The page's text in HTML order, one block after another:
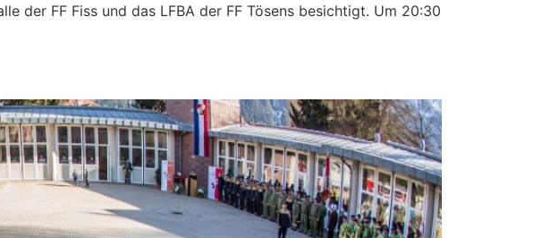
der FF Fiss und das LFBA der FF Tösens besichtigt. Um 20:30